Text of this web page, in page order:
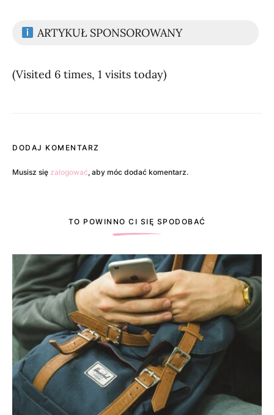
ARTYKUŁ SPONSOROWANY
(Visited 6 times, 1 visits today)
DODAJ KOMENTARZ
Musisz się zalogować, aby móc dodać komentarz.
TO POWINNO CI SIĘ SPODOBAĆ